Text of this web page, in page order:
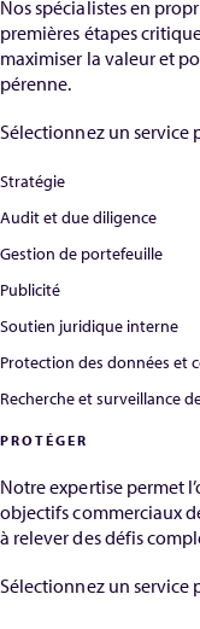
pleine croissance de
HGF et...
Nos spécialistes en
premières étapes
maximiser la valeur et
pérenne.
Sélectionnez un service
Stratégie
Audit et due diligence
Gestion de portefeuille
Publicité
Soutien juridique interne
Protection des données et
Recherche et surveillance
PROTÉGER
Notre expertise permet
objectifs commerciaux
à relever des défis
Sélectionnez un service